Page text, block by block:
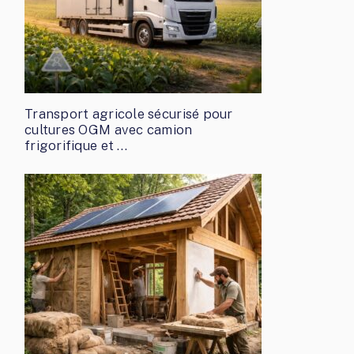
Transport agricole sécurisé pour
cultures OGM avec camion
frigorifique et …